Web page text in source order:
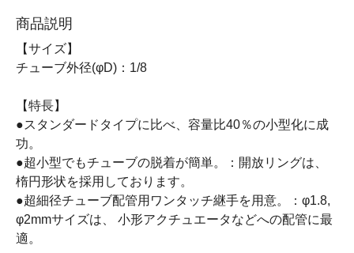
商品説明
【サイズ】
チューブ外径(φD)：1/8
【特長】
●スタンダードタイプに比べ、容量比40％の小型化に成
功。
●超小型でもチューブの脱着が簡単。：開放リングは、
楕円形状を採用しております。
●超細径チューブ配管用ワンタッチ継手を用意。：φ1.8,
φ2mmサイズは、 小形アクチュエータなどへの配管に最
適。